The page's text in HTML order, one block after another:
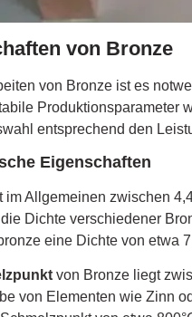
von Bronze
von Bronze ist es
Produktionsparameter
entsprechend den
Eigenschaften
im Allgemeinen zwischen
Dichte verschiedener
eine Dichte von etwa
von Bronze liegt
von Elementen wie Zinn